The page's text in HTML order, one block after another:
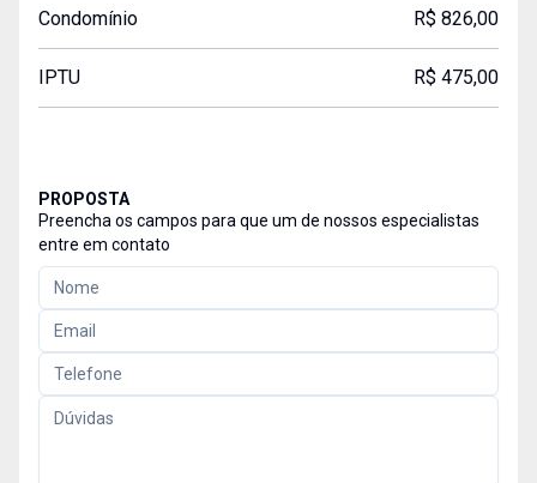
Condomínio R$ 826,00
IPTU R$ 475,00
PROPOSTA
Preencha os campos para que um de nossos especialistas
entre em contato